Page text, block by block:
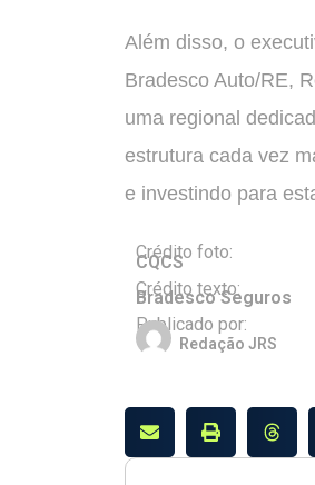
Além disso, o
Bradesco Auto/RE,
uma regional
estrutura cada vez
e investindo para
Crédito foto:
CQCS
Crédito texto:
Bradesco Seguros
Publicado por:
Redação JRS